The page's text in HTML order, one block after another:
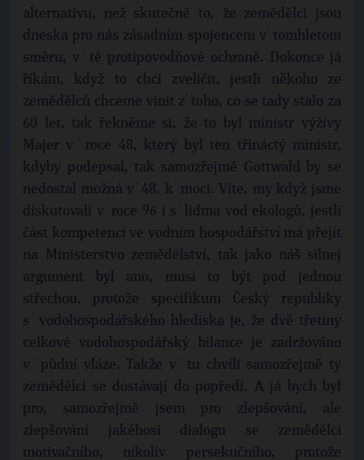
alternativu, než skutečně to, že zemědělci jsou
dneska pro nás zásadním spojencem v˙tomhletom
směru, v˙té protipovodňové ochraně. Dokonce já
říkám, když to chci zveličit, jestli někoho ze
zemědělců chceme vinit z˙toho, co se tady stalo za
60 let, tak řekněme si, že to byl ministr výživy
Majer v˙roce 48, který byl ten třináctý ministr,
kdyby podepsal, tak samozřejmě Gottwald by se
nedostal možná v˙48. k˙moci. Víte, my když jsme
diskutovali v˙roce 96 i s˙lidma vod ekologů, jestli
část kompetencí ve vodním hospodářství má přejít
na Ministerstvo zemědělství, tak jako náš silnej
argument byl ano, musí to být pod jednou
střechou, protože specifikum Český republiky
s˙vodohospodářského hlediska je, že dvě třetiny
celkové vodohospodářský bilance je zadržováno
v˙půdní vláze. Takže v˙tu chvíli samozřejmě ty
zemědělci se dostávají do popředí. A já bych byl
pro, samozřejmě jsem pro zlepšování, ale
zlepšování jakéhosi dialogu se zemědělci
motivačního, nikoliv persekučního, protože